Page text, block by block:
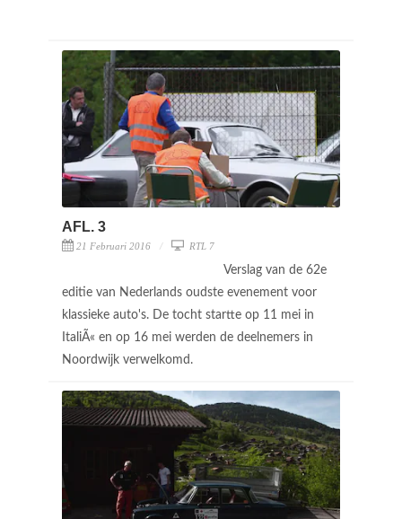
AFL. 3
21 Februari 2016 RTL 7
Verslag van de 62e
editie van Nederlands oudste evenement voor
klassieke auto's. De tocht startte op 11 mei in
ItaliÃ« en op 16 mei werden de deelnemers in
Noordwijk verwelkomd.